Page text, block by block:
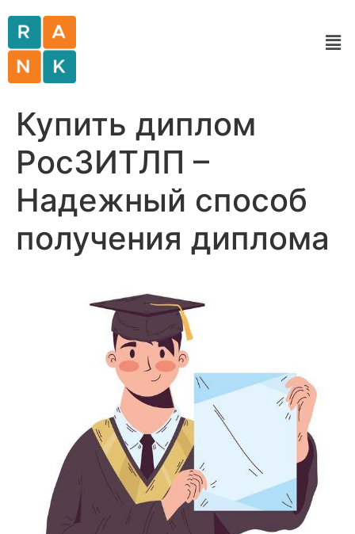
Купить диплом
РосЗИТЛП –
Надежный способ
получения диплома